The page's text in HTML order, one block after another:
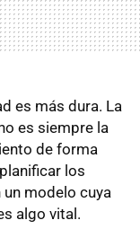
es más dura. La
es siempre la
de forma
los
modelo cuya
algo vital.